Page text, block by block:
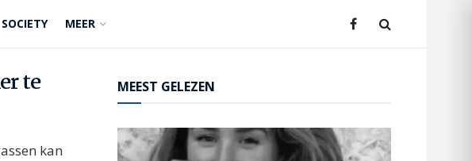
SOCIETY MEER
te
kan
MEEST GELEZEN